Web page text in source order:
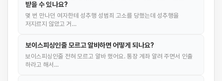
받을 수 있나요?
몇 번 만나던 여자한테 성추행 성범죄 고소를 당했는데 성추행을
저지르지 않았고 거…
보이스피싱인줄 모르고 알바하면 어떻게 되나요?
보이스피싱인줄 전혀 모르고 알바 했어요. 통장 계좌 알려 주면서 인출
하라고 해서…